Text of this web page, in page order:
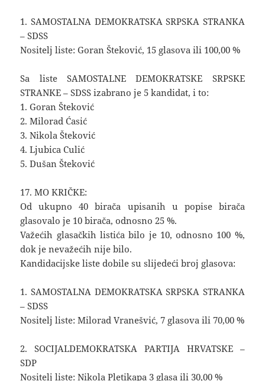
1. SAMOSTALNA DEMOKRATSKA SRPSKA STRANKA
– SDSS
Nositelj liste: Goran Šteković, 15 glasova ili 100,00 %
Sa liste SAMOSTALNE DEMOKRATSKE SRPSKE
STRANKE – SDSS izabrano je 5 kandidat, i to:
1. Goran Šteković
2. Milorad Ćasić
3. Nikola Šteković
4. Ljubica Culić
5. Dušan Šteković
17. MO KRIČKE:
Od ukupno 40 birača upisanih u popise birača
glasovalo je 10 birača, odnosno 25 %.
Važećih glasačkih listića bilo je 10, odnosno 100 %,
dok je nevažećih nije bilo.
Kandidacijske liste dobile su slijedeći broj glasova:
1. SAMOSTALNA DEMOKRATSKA SRPSKA STRANKA
– SDSS
Nositelj liste: Milorad Vranešvić, 7 glasova ili 70,00 %
2. SOCIJALDEMOKRATSKA PARTIJA HRVATSKE –
SDP
Nositelj liste: Nikola Pletikapa 3 glasa ili 30,00 %